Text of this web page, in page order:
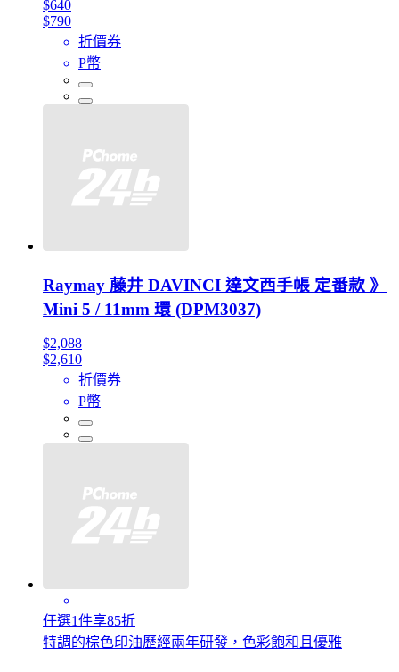
$640
$790
折價券
P幣
Raymay 藤井 DAVINCI 達文西手帳 定番款 》
Mini 5 / 11mm 環 (DPM3037)
$2,088
$2,610
折價券
P幣
任選1件享85折
特調的棕色印油歷經兩年研發，色彩飽和且優雅